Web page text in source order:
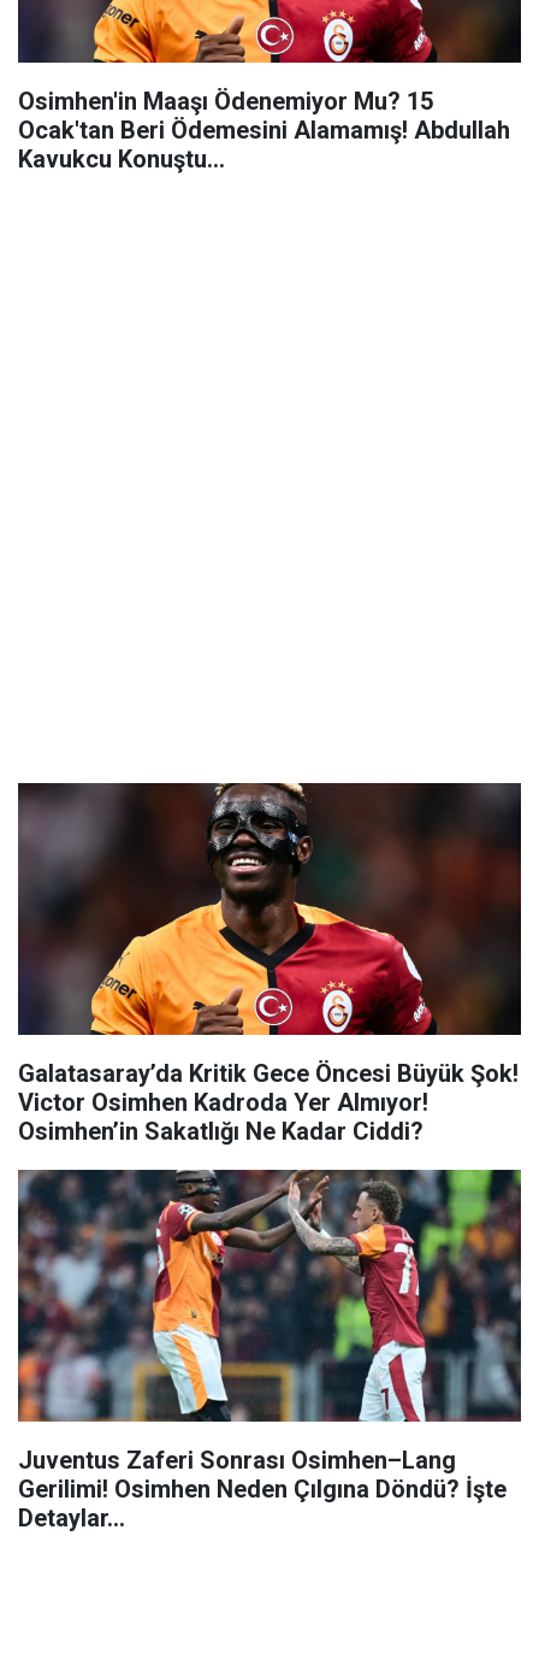
Osimhen'in Maaşı Ödenemiyor Mu? 15
Ocak'tan Beri Ödemesini Alamamış! Abdullah
Kavukcu Konuştu...
Galatasaray’da Kritik Gece Öncesi Büyük Şok!
Victor Osimhen Kadroda Yer Almıyor!
Osimhen’in Sakatlığı Ne Kadar Ciddi?
Juventus Zaferi Sonrası Osimhen–Lang
Gerilimi! Osimhen Neden Çılgına Döndü? İşte
Detaylar...